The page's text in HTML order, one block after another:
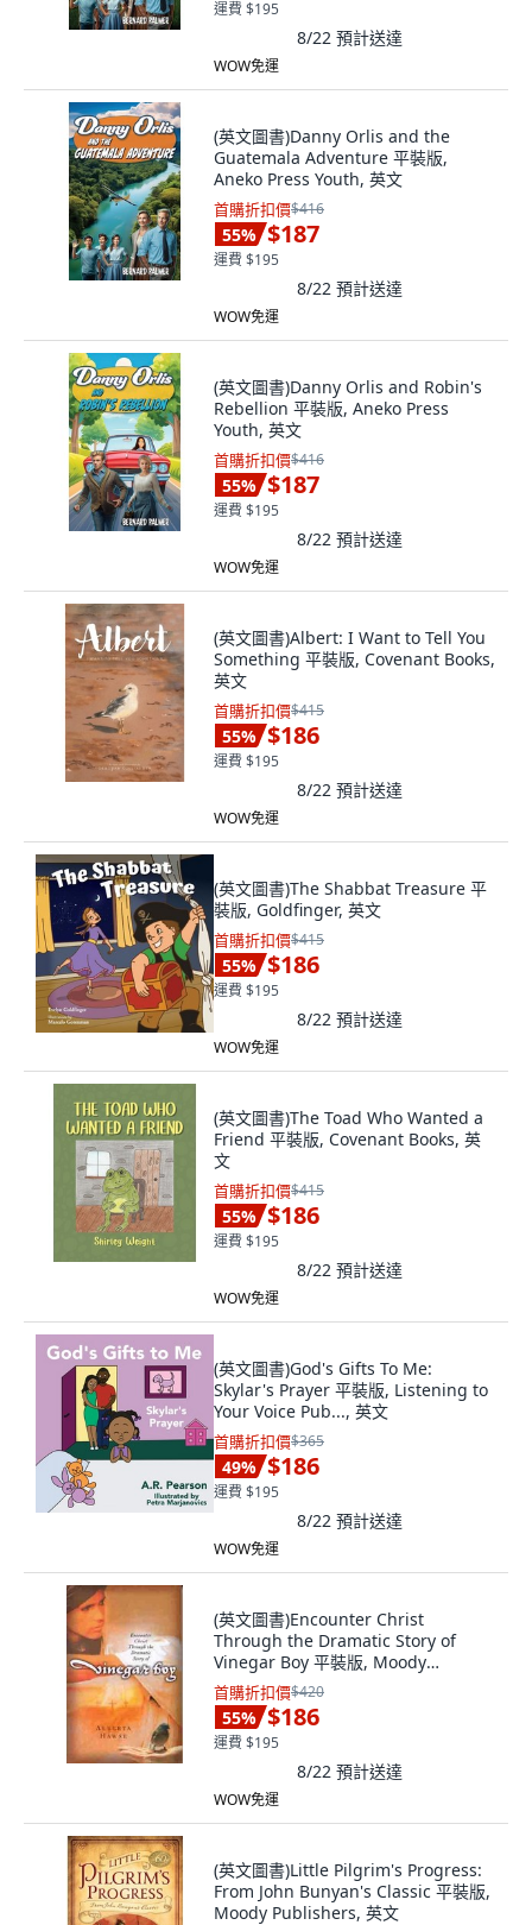
運費 $195
8/22 預計送達
WOW免運
(英文圖書)Danny Orlis and the
Guatemala Adventure 平裝版,
Aneko Press Youth, 英文
首購折扣價$416
55% $187
運費 $195
8/22 預計送達
WOW免運
(英文圖書)Danny Orlis and Robin's
Rebellion 平裝版, Aneko Press
Youth, 英文
首購折扣價$416
55% $187
運費 $195
8/22 預計送達
WOW免運
(英文圖書)Albert: I Want to Tell You
Something 平裝版, Covenant Books,
英文
首購折扣價$415
55% $186
運費 $195
8/22 預計送達
WOW免運
(英文圖書)The Shabbat Treasure 平
裝版, Goldfinger, 英文
首購折扣價$415
55% $186
運費 $195
8/22 預計送達
WOW免運
(英文圖書)The Toad Who Wanted a
Friend 平裝版, Covenant Books, 英
文
首購折扣價$415
55% $186
運費 $195
8/22 預計送達
WOW免運
(英文圖書)God's Gifts To Me:
Skylar's Prayer 平裝版, Listening to
Your Voice Pub..., 英文
首購折扣價$365
49% $186
運費 $195
8/22 預計送達
WOW免運
(英文圖書)Encounter Christ
Through the Dramatic Story of
Vinegar Boy 平裝版, Moody
Publishers, 英文
首購折扣價$420
55% $186
運費 $195
8/22 預計送達
WOW免運
(英文圖書)Little Pilgrim's Progress:
From John Bunyan's Classic 平裝版,
Moody Publishers, 英文